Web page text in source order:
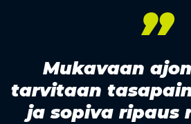
”
Mukavaan
tarvitaan
ja sopiva ripaus